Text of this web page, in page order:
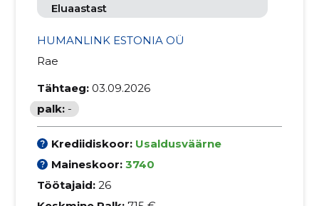
Eluaastast
HUMANLINK ESTONIA OÜ
Rae
Tähtaeg: 03.09.2026
palk: -
Krediidiskoor: Usaldusväärne
Maineskoor: 3740
Töötajaid: 26